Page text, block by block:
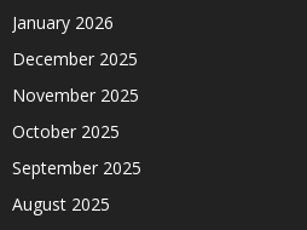
January 2026
December 2025
November 2025
October 2025
September 2025
August 2025